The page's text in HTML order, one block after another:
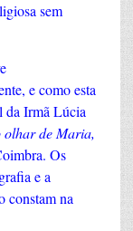
sem
e como esta
da Irmã Lúcia
olhar de Maria,
Os
e a
constam na